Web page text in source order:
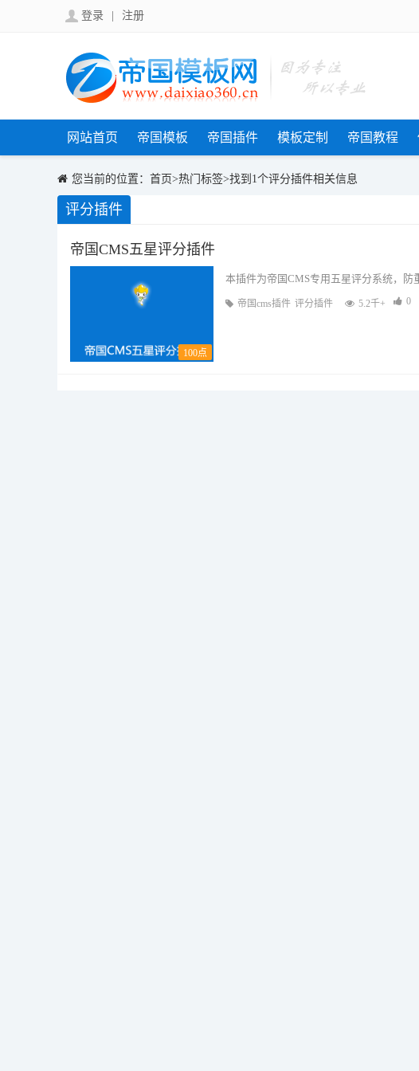
登录 注册
网站首页 帝国模板 帝国插件 模板定制 帝国教程
您当前的位置： 首页>热门标签>找到1个评分插件相关信息
评分插件
帝国CMS五星评分插件
100点
本插件为帝国CMS专用五星评分系统，防
帝国cms插件 评分插件 5.2千+ 0